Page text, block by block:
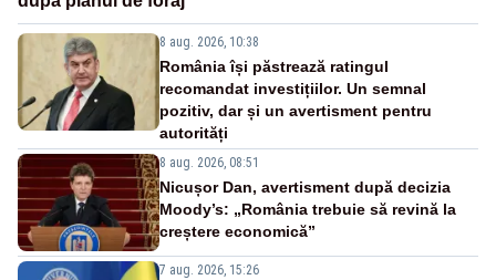
8 aug. 2026, 10:38
România își păstrează ratingul
recomandat investițiilor. Un semnal
pozitiv, dar și un avertisment pentru
autorități
8 aug. 2026, 08:51
Nicușor Dan, avertisment după decizia
Moody’s: „România trebuie să revină la
creștere economică”
7 aug. 2026, 15:26